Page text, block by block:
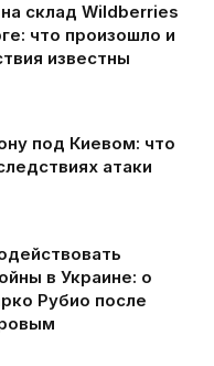
склад Wildberries
что произошло и
известны
под Киевом: что
атаки
в Украине: о
Рубио после